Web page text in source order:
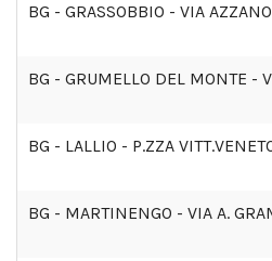
BG - GRASSOBBIO - VIA
BG - GRUMELLO DEL MONTE -
BG - LALLIO - P.ZZA
BG - MARTINENGO - VIA A.